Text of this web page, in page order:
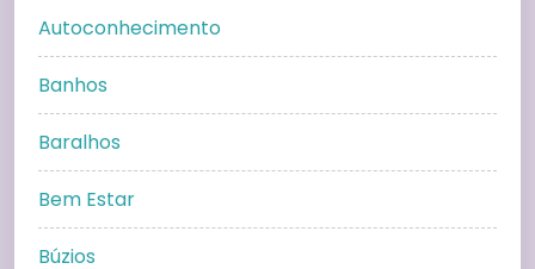
Autoconhecimento
Banhos
Baralhos
Bem Estar
Búzios